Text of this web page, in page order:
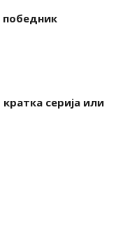
победник
серија или